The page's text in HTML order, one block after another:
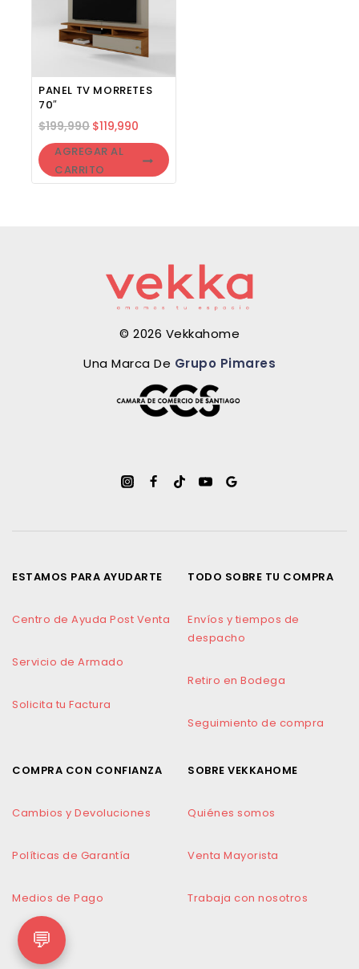
PANEL TV MORRETES
70″
$199,990 $119,990
AGREGAR AL
CARRITO
© 2026 Vekkahome
Una Marca De Grupo Pimares
ESTAMOS PARA AYUDARTE
Centro de Ayuda Post Venta
Servicio de Armado
Solicita tu Factura
TODO SOBRE TU COMPRA
Envíos y tiempos de
despacho
Retiro en Bodega
Seguimiento de compra
COMPRA CON CONFIANZA
Cambios y Devoluciones
Políticas de Garantía
Medios de Pago
SOBRE VEKKAHOME
Quiénes somos
Venta Mayorista
Trabaja con nosotros
💬